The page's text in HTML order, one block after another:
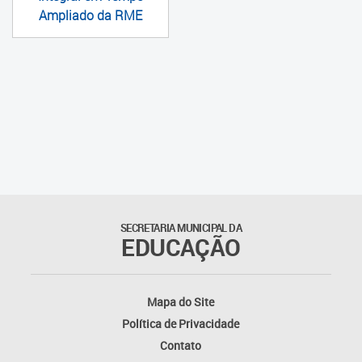
Ampliado da RME
SECRETARIA MUNICIPAL DA
EDUCAÇÃO
Mapa do Site
Política de Privacidade
Contato